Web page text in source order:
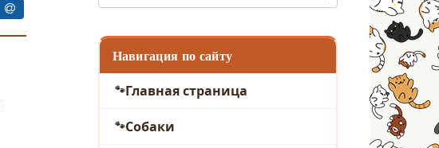
Навигация по сайту
Главная страница
Собаки